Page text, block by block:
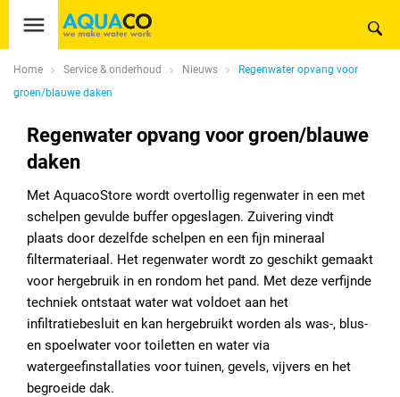
Home Service & onderhoud Nieuws
Regenwater opvang voor
groen/blauwe daken
Regenwater opvang voor groen/blauwe
daken
Met AquacoStore wordt overtollig regenwater in een met
schelpen gevulde buffer opgeslagen. Zuivering vindt
plaats door dezelfde schelpen en een fijn mineraal
filtermateriaal. Het regenwater wordt zo geschikt gemaakt
voor hergebruik in en rondom het pand. Met deze verfijnde
techniek ontstaat water wat voldoet aan het
infiltratiebesluit en kan hergebruikt worden als was-, blus-
en spoelwater voor toiletten en water via
watergeefinstallaties voor tuinen, gevels, vijvers en het
begroeide dak.